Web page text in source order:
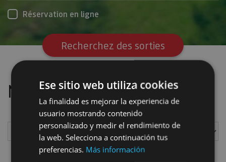
Réservation en ligne
Recherchez des sorties
Nous avos trouvé2sorties
Ese sitio web utiliza cookies
La finalidad es mejorar la experiencia de
usuario mostrando contenido
personalizado y medir el rendimiento de
la web. Selecciona a continuación tus
preferencias. Más información